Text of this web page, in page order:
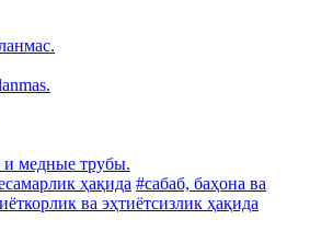
и медные трубы.
ҳақида #сабаб, баҳона ва
ва эҳтиётсизлик ҳақида